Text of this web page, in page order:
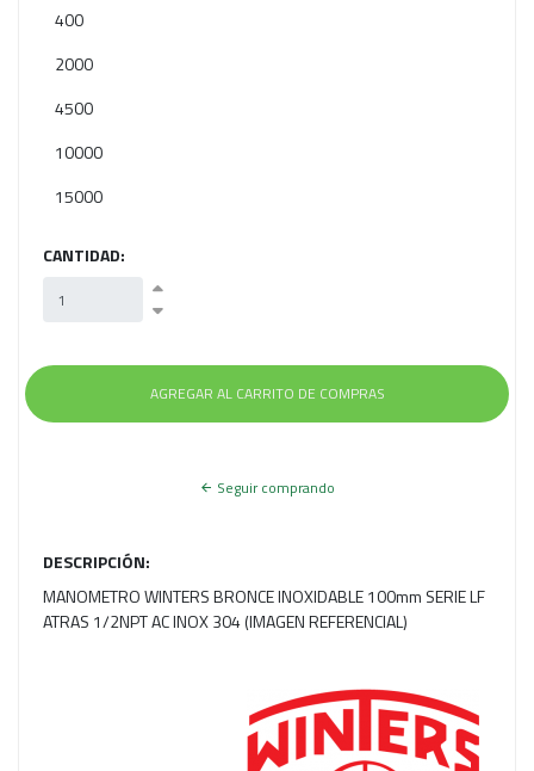
400
2000
4500
10000
15000
CANTIDAD:
Seguir comprando
DESCRIPCIÓN:
MANOMETRO WINTERS BRONCE INOXIDABLE 100mm SERIE LF
ATRAS 1/2NPT AC INOX 304 (IMAGEN REFERENCIAL)